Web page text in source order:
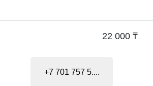
22 000 ₸
+7 701 757 5....